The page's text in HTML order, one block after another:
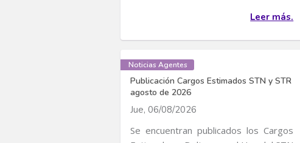
Leer más.
Noticias Agentes
Publicación Cargos Estimados STN y STR
agosto de 2026
Jue, 06/08/2026
Se encuentran publicados los Cargos